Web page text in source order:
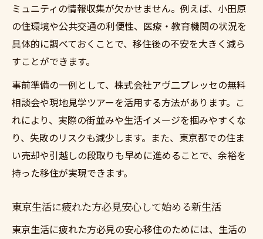
ミュニティの情報収集が欠かせません。例えば、小田原
の住環境や公共交通の利便性、医療・教育機関の状況を
具体的に調べておくことで、移住後の不安を大きく減ら
すことができます。
事前準備の一例として、株式会社アヴ二プレッセの無料
相談会や現地見学ツアーを活用する方法があります。こ
れにより、実際の街並みや生活イメージを掴みやすくな
り、失敗のリスクも減少します。また、東京都での住ま
い売却や引越しの段取りも早めに進めることで、余裕を
持った移住が実現できます。
東京生活に疲れた方必見安心して始める新生活
東京生活に疲れた方必見の安心移住のためには、生活の